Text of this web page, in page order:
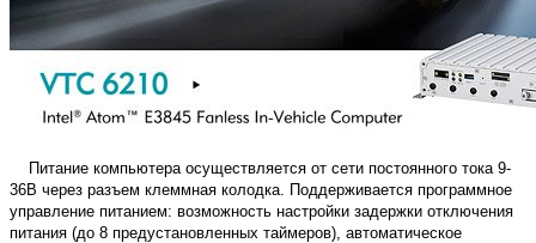
Питание компьютера осуществляется от сети постоянного тока 9-
36В через разъем клеммная колодка. Поддерживается программное
управление питанием: возможность настройки задержки отключения
питания (до 8 предустановленных таймеров), автоматическое